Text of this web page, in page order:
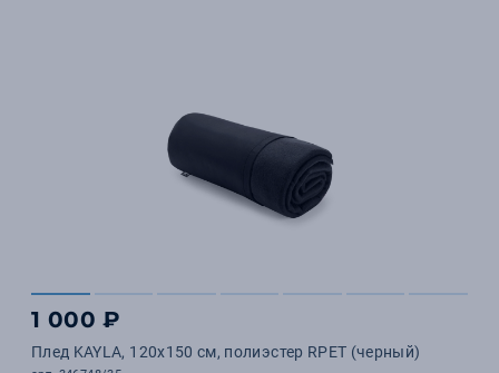
1 000 ₽
Плед KAYLA, 120x150 см, полиэстер RPET (черный)